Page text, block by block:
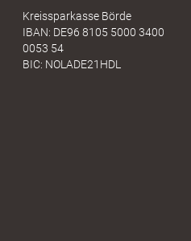
Kreissparkasse Börde
IBAN: DE96 8105 5000 3400
0053 54
BIC: NOLADE21HDL